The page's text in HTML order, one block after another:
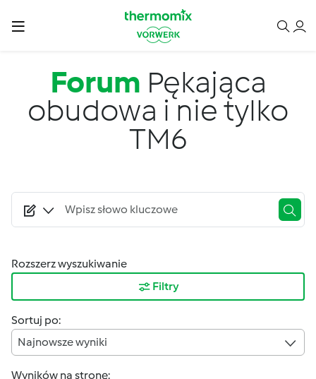
Forum Pękająca
obudowa i nie tylko
TM6
Rozszerz wyszukiwanie
Filtry
Sortuj po:
Najnowsze wyniki
Wyników na stronę: